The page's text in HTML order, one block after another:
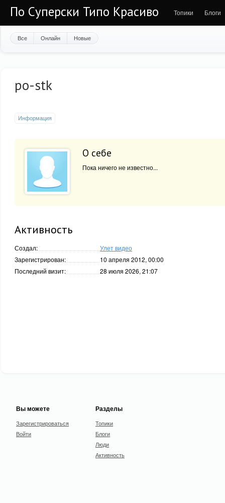
По Суперски Типо Красиво Топики Блоги
Все Онлайн Новые
po-stk
Информация
О себе
Пока ничего не известно...
Активность
Создал:
Улет видео
Зарегистрирован:
10 апреля 2012, 00:00
Последний визит:
28 июля 2026, 21:07
Вы можете
Зарегистрироваться
Войти
Разделы
Топики
Блоги
Люди
Активность